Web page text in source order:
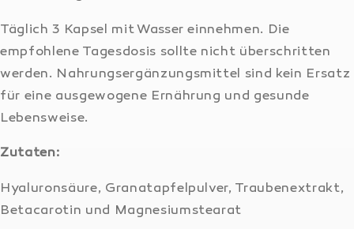
Täglich 3 Kapsel mit Wasser einnehmen. Die
empfohlene Tagesdosis sollte nicht überschritten
werden. Nahrungsergänzungsmittel sind kein Ersatz
für eine ausgewogene Ernährung und gesunde
Lebensweise.
Zutaten:
Hyaluronsäure, Granatapfelpulver, Traubenextrakt,
Betacarotin und Magnesiumstearat